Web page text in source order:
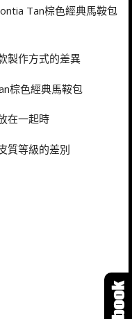
Tan棕色經典馬鞍包
製作方式的差異
棕色經典馬鞍包
在一起時
質等級的差別